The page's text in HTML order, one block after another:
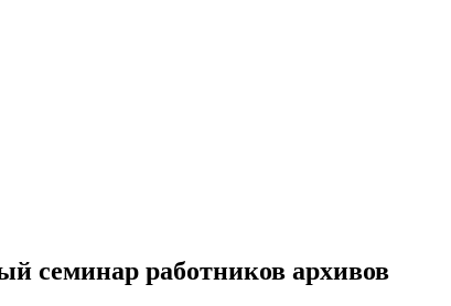
семинар работников архивов